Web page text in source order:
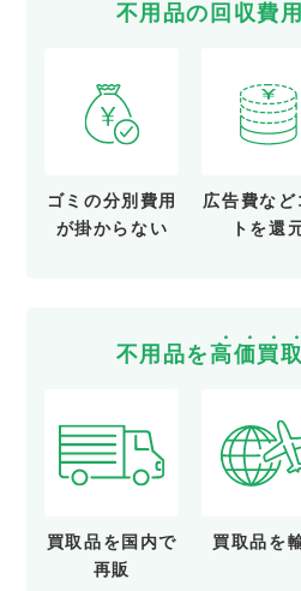
不用品の 回 収費用
ゴミの分別費用
が掛からない
広告費など
トを還
不用品を高価買取
買取品を国内で
再販
買取品を